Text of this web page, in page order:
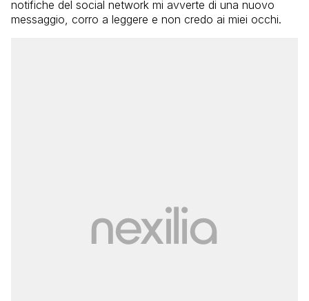
notifiche del social network mi avverte di una nuovo
messaggio, corro a leggere e non credo ai miei occhi.